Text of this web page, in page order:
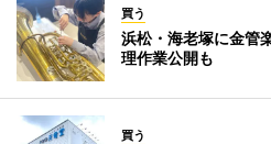
買う
浜松・海老塚に金管
理作業公開も
買う